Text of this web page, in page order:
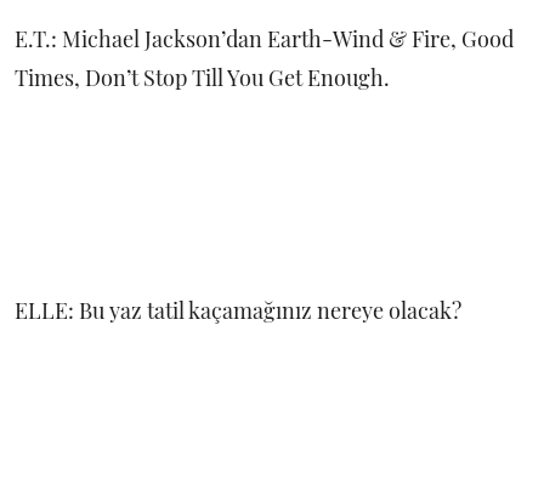
E.T.: Michael Jackson’dan Earth-Wind & Fire, Good
Times, Don’t Stop Till You Get Enough.
ELLE: Bu yaz tatil kaçamağınız nereye olacak?